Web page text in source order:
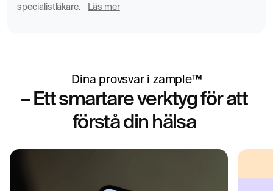
specialistläkare.
Läs mer
Dina provsvar i zample™
– Ett smartare verktyg för att
förstå din hälsa